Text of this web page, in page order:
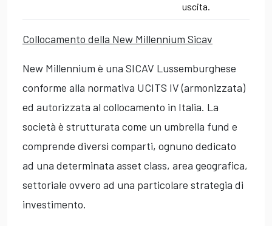
uscita.
Collocamento della New Millennium Sicav
New Millennium è una SICAV Lussemburghese
conforme alla normativa UCITS IV (armonizzata)
ed autorizzata al collocamento in Italia. La
società è strutturata come un umbrella fund e
comprende diversi comparti, ognuno dedicato
ad una determinata asset class, area geografica,
settoriale ovvero ad una particolare strategia di
investimento.